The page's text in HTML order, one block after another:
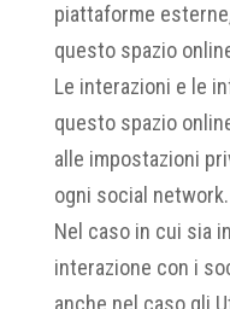
piattaforme
questo spazio
Le interazioni e le
questo spazio
alle impostazioni
ogni social network.
Nel caso in cui sia
interazione con i
anche nel caso gli